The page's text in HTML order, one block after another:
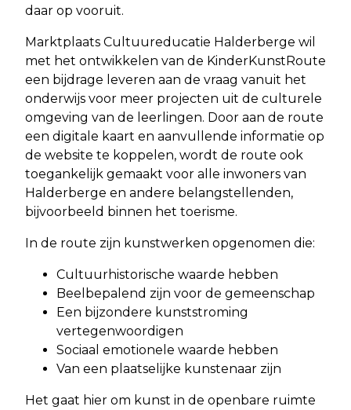
daar op vooruit.
Marktplaats Cultuureducatie Halderberge wil
met het ontwikkelen van de KinderKunstRoute
een bijdrage leveren aan de vraag vanuit het
onderwijs voor meer projecten uit de culturele
omgeving van de leerlingen. Door aan de route
een digitale kaart en aanvullende informatie op
de website te koppelen, wordt de route ook
toegankelijk gemaakt voor alle inwoners van
Halderberge en andere belangstellenden,
bijvoorbeeld binnen het toerisme.
In de route zijn kunstwerken opgenomen die:
Cultuurhistorische waarde hebben
Beelbepalend zijn voor de gemeenschap
Een bijzondere kunststroming
vertegenwoordigen
Sociaal emotionele waarde hebben
Van een plaatselijke kunstenaar zijn
Het gaat hier om kunst in de openbare ruimte